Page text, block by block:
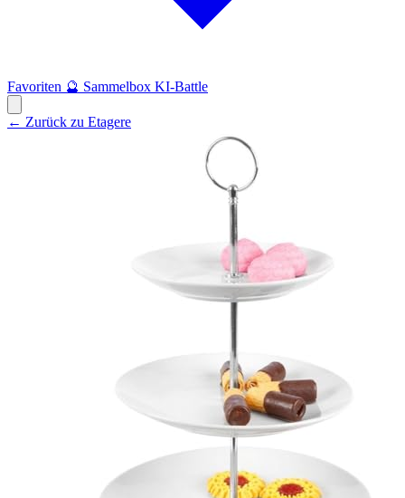
Favoriten 🔮 Sammelbox KI-Battle
← Zurück zu Etagere